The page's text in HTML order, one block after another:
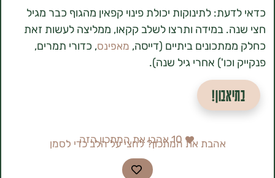
לתינוקות יכולת פינוי קפאין מהגוף כבר מגיל
במידה ותרצו לשלב קקאו, ממליצה לעשות זאת
ביתיים (דייסה,מאפינס, כדורי תמרים,
אחרי גיל שנה).
10אהבו את המתכון הזה
אהבת את המתכון? לחצי על הלב כדי לסמן